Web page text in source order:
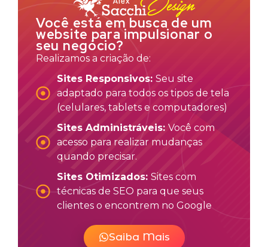
Você está em busca de um
website para impulsionar o
seu negócio?
Realizamos a criação de:
Sites Responsivos: Seu site
adaptado para todos os tipos de tela
(celulares, tablets e computadores)
Sites Administráveis: Você com
acesso para realizar mudanças
quando precisar.
Sites Otimizados: Sites com
técnicas de SEO para que seus
clientes o encontrem no Google
Saiba Mais